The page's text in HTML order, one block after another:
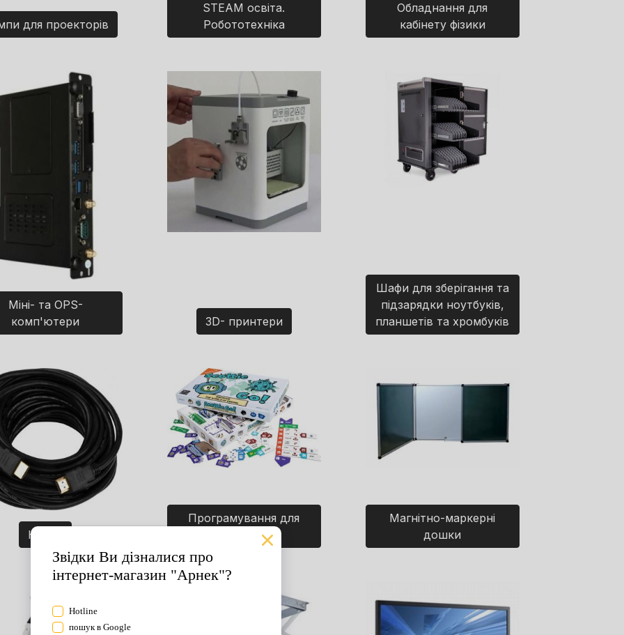
для проекторів
STEAM освіта.
Робототехніка
Обладнання для
кабінету фізики
Міні- та OPS-
комп'ютери
3D- принтери
Шафи для зберігання та
підзарядки ноутбуків,
планшетів та хромбуків
Кабелі
Програмування для
дітей. Ігри.
Магнітно-маркерні
дошки